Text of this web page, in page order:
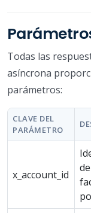
Todas las
asíncrona
parámetros:
CLAVE DEL
PARÁMETRO
x_account_id